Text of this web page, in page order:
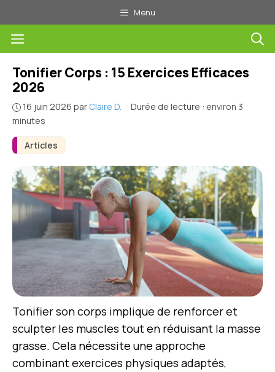
au
contenu
Menu
Menu
Articles
Tonifier Corps : 15 Exercices Efficaces
2026
16 juin 2026 par Claire D. · Durée de lecture : environ 3
minutes
Tonifier son corps implique de renforcer et
sculpter les muscles tout en réduisant la masse
grasse. Cela nécessite une approche
combinant exercices physiques adaptés,